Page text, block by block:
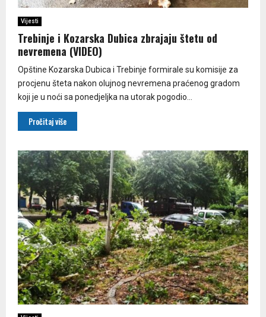
Vijesti
Trebinje i Kozarska Dubica zbrajaju štetu od
nevremena (VIDEO)
Opštine Kozarska Dubica i Trebinje formirale su komisije za
procjenu šteta nakon olujnog nevremena praćenog gradom
koji je u noći sa ponedjeljka na utorak pogodio...
Pročitaj više